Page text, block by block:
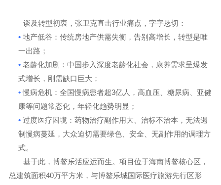
谈及转型初衷，张卫克直击行业痛点，字字恳切：
• 地产低谷 ：传统房地产供需失衡，告别高增长，转型是唯
一出路；
• 老龄化加剧 ：中国步入深度老龄化社会，康养需求呈爆发
式增长，刚需缺口巨大；
•慢病危机：全国慢病患者超3亿人，高血压、糖尿病、亚健
康等问题常态化，年轻化趋势明显；
• 过度医疗困境 ：药物治疗副作用大、治标不治本，无法遏
制慢病蔓延，大众迫切需要绿色、安全、无副作用的调理方
式。
基于此，博鳌乐活应运而生。项目位于海南博鳌核心区，
总建筑面积40万平方米，与博鳌乐城国际医疗旅游先行区形